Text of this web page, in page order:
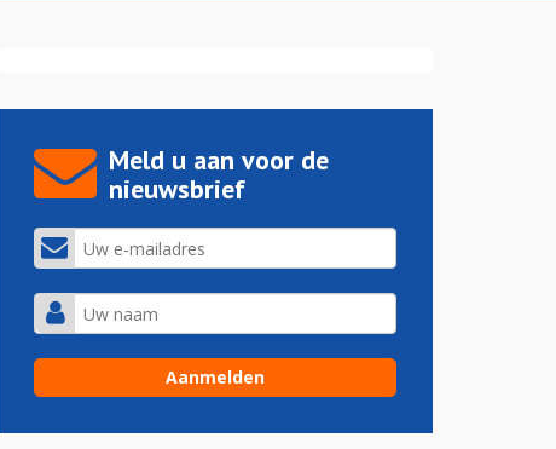
Meld u aan voor de
nieuwsbrief